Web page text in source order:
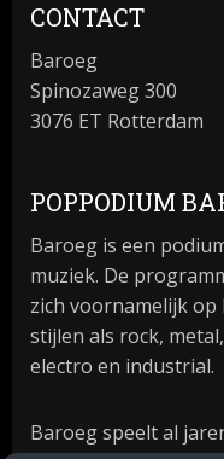
CONTACT
Baroeg
Spinozaweg 300
3076 ET Rotterdam
POPPODIUM
Baroeg is een
muziek. De
zich voornamelijk
stijlen als rock,
electro en industrial.
Baroeg speelt al